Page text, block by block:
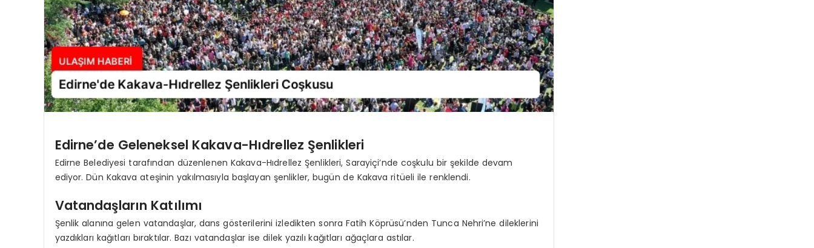
Edirne’de Geleneksel Kakava-Hıdrellez Şenlikleri
Edirne Belediyesi tarafından düzenlenen Kakava-Hıdrellez Şenlikleri, Sarayiçi’nde coşkulu bir şekilde devam
ediyor. Dün Kakava ateşinin yakılmasıyla başlayan şenlikler, bugün de Kakava ritüeli ile renklendi.
Vatandaşların Katılımı
Şenlik alanına gelen vatandaşlar, dans gösterilerini izledikten sonra Fatih Köprüsü’nden Tunca Nehri’ne dileklerini
yazdıkları kağıtları bıraktılar. Bazı vatandaşlar ise dilek yazılı kağıtları ağaçlara astılar.